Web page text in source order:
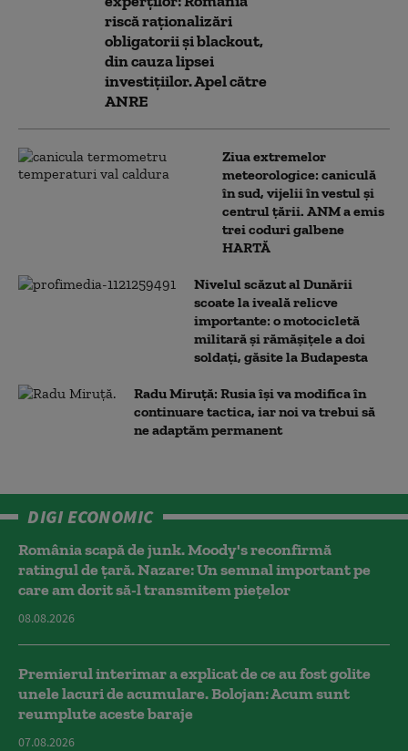
riscă raționalizări
obligatorii și blackout,
din cauza lipsei
investițiilor. Apel către
ANRE
Ziua extremelor
meteorologice: caniculă
în sud, vijelii în vestul și
centrul țării. ANM a emis
trei coduri galbene
HARTĂ
Nivelul scăzut al Dunării
scoate la iveală relicve
importante: o motocicletă
militară și rămășițele a doi
soldați, găsite la Budapesta
Radu Miruță: Rusia își va modifica în
continuare tactica, iar noi va trebui să
ne adaptăm permanent
DIGI ECONOMIC
România scapă de junk. Moody's reconfirmă
ratingul de țară. Nazare: Un semnal important pe
care am dorit să-l transmitem piețelor
08.08.2026
Premierul interimar a explicat de ce au fost golite
unele lacuri de acumulare. Bolojan: Acum sunt
reumplute aceste baraje
07.08.2026